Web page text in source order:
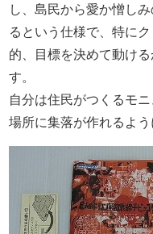
し、島民から愛か憎し
るという仕様で、特に
的、目標を決めて動け
す。
自分は住民がつくるモ
場所に集落が作れるよう